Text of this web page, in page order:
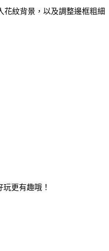
紋背景，以及調整邊框粗細
更有趣哦！